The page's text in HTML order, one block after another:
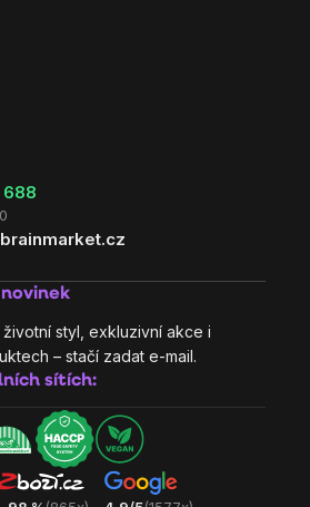
688
styl, exkluzivní akce i
– stačí zadat e-mail.
sítích: